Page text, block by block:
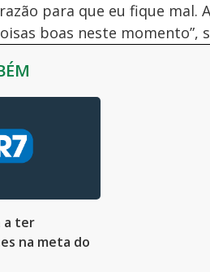
para que eu fique mal.
boas neste momento”,
a ter
na meta do